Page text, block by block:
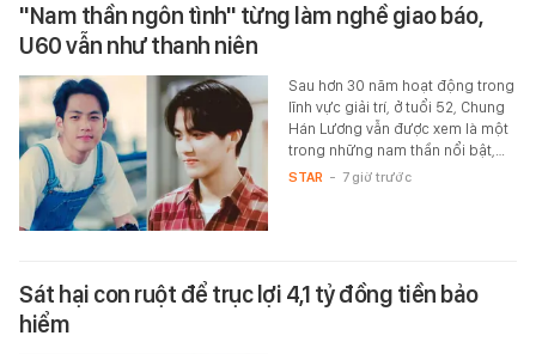
"Nam thần ngôn tình" từng làm nghề giao báo,
U60 vẫn như thanh niên
Sau hơn 30 năm hoạt động trong
lĩnh vực giải trí, ở tuổi 52, Chung
Hán Lương vẫn được xem là một
trong những nam thần nổi bật,…
STAR - 7 giờ trước
Sát hại con ruột để trục lợi 4,1 tỷ đồng tiền bảo
hiểm